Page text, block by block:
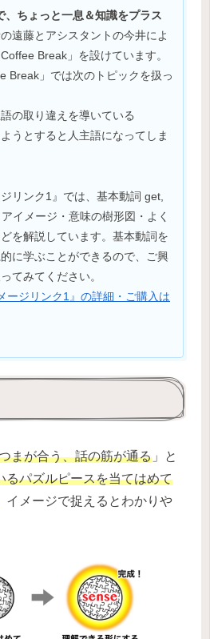
、ちょっと一息＆知識をプラス
遠藤とアシスタントの今井によ
Break」を設けています。
Break」では次のトピックを扱っ
の取り違えを導いている
うとすると人主語になってしま
リンク1』では、基本動詞 get,
イメージ・意味の樹形図・よく
を解説しています。基本動詞を
に学ぶことができるので、ご興
てみてください。
ージリンク1』の詳細・ご購入は
まが合う、話の筋が通る 」と
るパズルピースを当てはめて
イメージで捉えるとわかりや